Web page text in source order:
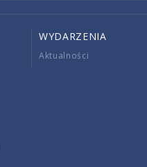
WYDARZENIA
Aktualności